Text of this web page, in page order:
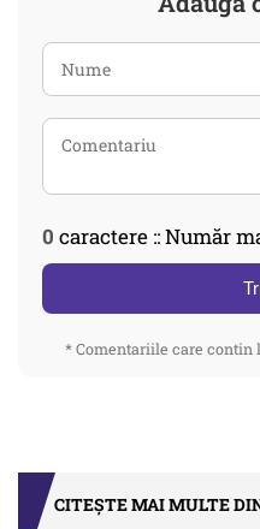
0 caractere :: Număr
* Comentariile care contin
CITEȘTE MAI MULTE